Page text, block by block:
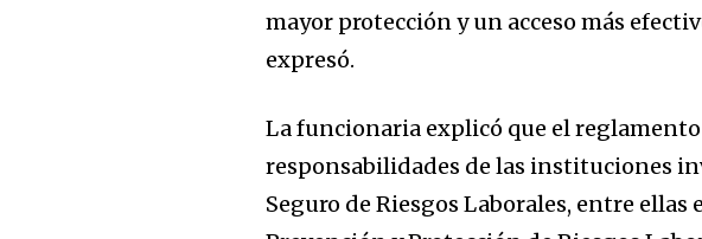
mayor protección y un acceso más
expresó.
La funcionaria explicó que el
responsabilidades de las instituciones
Seguro de Riesgos Laborales, entre